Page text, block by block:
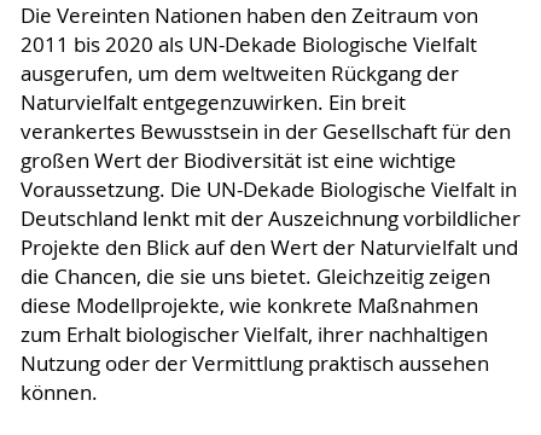
Die Vereinten Nationen haben den Zeitraum von
2011 bis 2020 als UN-Dekade Biologische Vielfalt
ausgerufen, um dem weltweiten Rückgang der
Naturvielfalt entgegenzuwirken. Ein breit
verankertes Bewusstsein in der Gesellschaft für den
großen Wert der Biodiversität ist eine wichtige
Voraussetzung. Die UN-Dekade Biologische Vielfalt in
Deutschland lenkt mit der Auszeichnung vorbildlicher
Projekte den Blick auf den Wert der Naturvielfalt und
die Chancen, die sie uns bietet. Gleichzeitig zeigen
diese Modellprojekte, wie konkrete Maßnahmen
zum Erhalt biologischer Vielfalt, ihrer nachhaltigen
Nutzung oder der Vermittlung praktisch aussehen
können.